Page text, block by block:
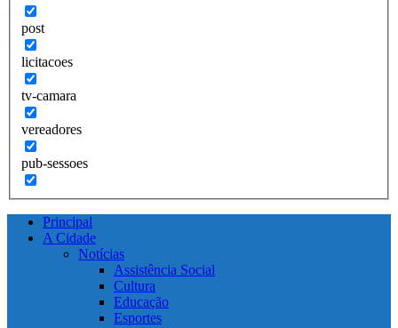
post
licitacoes
tv-camara
vereadores
pub-sessoes
Principal
A Cidade
Notícias
Assistência Social
Cultura
Educação
Esportes